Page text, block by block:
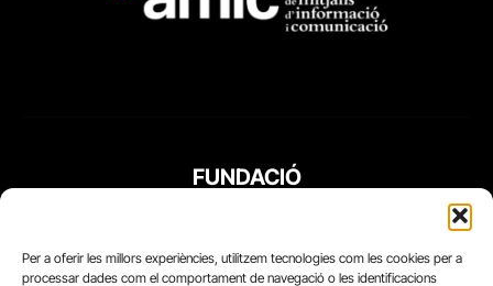
Per a oferir les millors experiències, utilitzem tecnologies com les cookies per a
processar dades com el comportament de navegació o les identificacions
FUNDACIÓ